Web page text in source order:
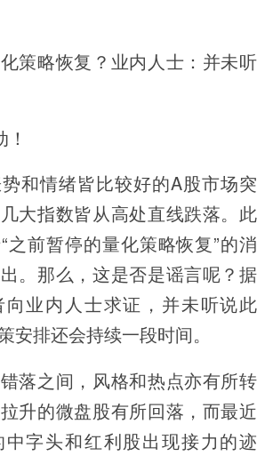
策略恢复？业内人士：并未听
和情绪皆比较好的A股市场突
大指数皆从高处直线跌落。此
之前暂停的量化策略恢复”的消
。那么，这是否是谣言呢？据
业内人士求证，并未听说此
安排还会持续一段时间。
落之间，风格和热点亦有所转
升的微盘股有所回落，而最近
字头和红利股出现接力的迹